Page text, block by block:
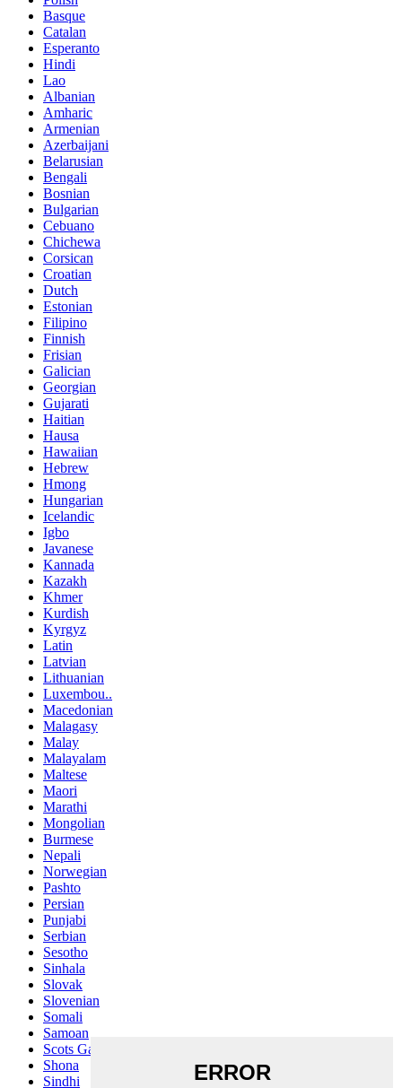
Basque
Catalan
Esperanto
Hindi
Lao
Albanian
Amharic
Armenian
Azerbaijani
Belarusian
Bengali
Bosnian
Bulgarian
Cebuano
Chichewa
Corsican
Croatian
Dutch
Estonian
Filipino
Finnish
Frisian
Galician
Georgian
Gujarati
Haitian
Hausa
Hawaiian
Hebrew
Hmong
Hungarian
Icelandic
Igbo
Javanese
Kannada
Kazakh
Khmer
Kurdish
Kyrgyz
Latin
Latvian
Lithuanian
Luxembou..
Macedonian
Malagasy
Malay
Malayalam
Maltese
Maori
Marathi
Mongolian
Burmese
Nepali
Norwegian
Pashto
Persian
Punjabi
Serbian
Sesotho
Sinhala
Slovak
Slovenian
Somali
Samoan
Scots Gaelic
Shona
Sindhi